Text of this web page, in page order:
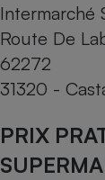
Intermarché
Route De
62272
31320 -
PRIX